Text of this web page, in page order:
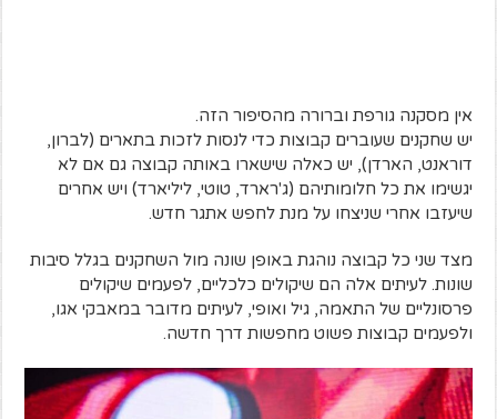
אין מסקנה גורפת וברורה מהסיפור הזה.
יש שחקנים שעוברים קבוצות כדי לנסות לזכות בתארים (לברון,
דוראנט, הארדן), יש כאלה שישארו באותה קבוצה גם אם לא
יגשימו את כל חלומותיהם (ג'רארד, טוטי, ליליארד) ויש אחרים
שיעזבו אחרי שניצחו על מנת לחפש אתגר חדש.
מצד שני כל קבוצה נוהגת באופן שונה מול השחקנים בגלל סיבות
שונות. לעיתים אלה הם שיקולים כלכליים, לפעמים שיקולים
פרסונליים של התאמה, גיל ואופי, לעיתים מדובר במאבקי אגו,
ולפעמים קבוצות פשוט מחפשות דרך חדשה.